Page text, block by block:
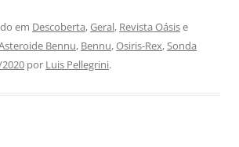
e
gr
ai
l
ar
e
em Descoberta,Geral, Revista Oásise
Bennu, Bennu,Osiris-Rex,Sonda
por Luis Pellegrini.